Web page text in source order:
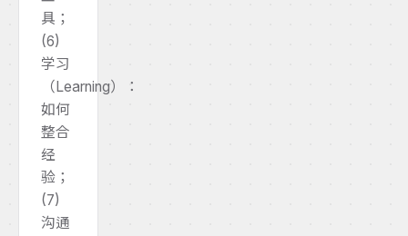
具；
(6)
学习
（Learning）：
如何
整合
经
验；
(7)
沟通